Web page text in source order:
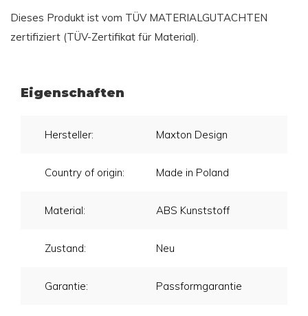
Dieses Produkt ist vom TÜV MATERIALGUTACHTEN
zertifiziert (TÜV-Zertifikat für Material).
Eigenschaften
Hersteller: Maxton Design
Country of origin: Made in Poland
Material: ABS Kunststoff
Zustand: Neu
Garantie: Passformgarantie